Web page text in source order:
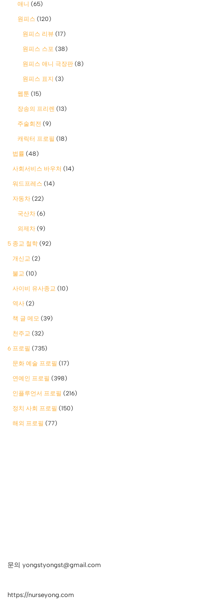
애니 (65)
원피스 (120)
원피스 리뷰 (17)
원피스 스포 (38)
원피스 애니 극장판 (8)
원피스 표지 (3)
웹툰 (15)
장송의 프리렌 (13)
주술회전 (9)
캐릭터 프로필 (18)
법률 (48)
사회서비스 바우처 (14)
워드프레스 (14)
자동차 (22)
국산차 (6)
외제차 (9)
5 종교 철학 (92)
개신교 (2)
불교 (10)
사이비 유사종교 (10)
역사 (2)
책 글 메모 (39)
천주교 (32)
6 프로필 (735)
문화 예술 프로필 (17)
연예인 프로필 (398)
인플루언서 프로필 (216)
정치 사회 프로필 (150)
해외 프로필 (77)
문의 yongstyongst@gmail.com
https://nurseyong.com